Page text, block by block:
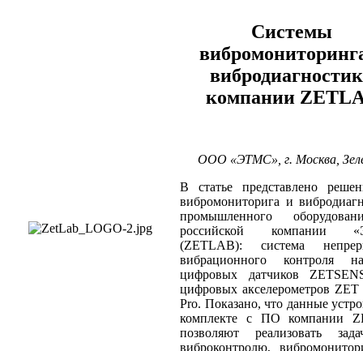
Системы
компании
ООО «ЭТМС», г. Москва,
В статье представлено
вибромониторига и
промышленного
российской компании
(ZETLAB): система
вибрационного контроля
цифровых датчиков
цифровых акселерометров ZET
Pro. Показано, что данные
комплекте с ПО компании
позволяют реализовать
виброконтролю,